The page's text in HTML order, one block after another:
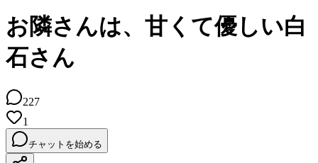
お隣さんは、甘くて優しい白
石さん
227
1
チャットを始める